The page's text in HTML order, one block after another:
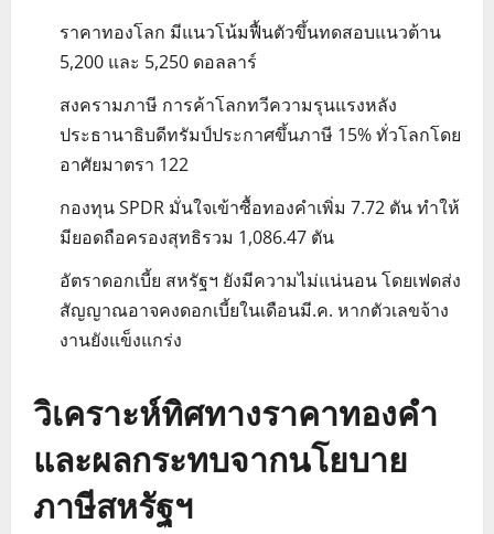
ราคาทองโลก มีแนวโน้มฟื้นตัวขึ้นทดสอบแนวต้าน
5,200 และ 5,250 ดอลลาร์
สงครามภาษี การค้าโลกทวีความรุนแรงหลัง
ประธานาธิบดีทรัมป์ประกาศขึ้นภาษี 15% ทั่วโลกโดย
อาศัยมาตรา 122
กองทุน SPDR มั่นใจเข้าซื้อทองคำเพิ่ม 7.72 ตัน ทำให้
มียอดถือครองสุทธิรวม 1,086.47 ตัน
อัตราดอกเบี้ย สหรัฐฯ ยังมีความไม่แน่นอน โดยเฟดส่ง
สัญญาณอาจคงดอกเบี้ยในเดือนมี.ค. หากตัวเลขจ้าง
งานยังแข็งแกร่ง
วิเคราะห์ทิศทางราคาทองคำ
และผลกระทบจากนโยบาย
ภาษีสหรัฐฯ